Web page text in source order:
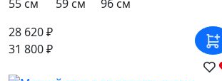
55 см
59 см
96 см
28 620 ₽
31 800 ₽